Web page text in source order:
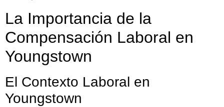
La Importancia de la
Compensación Laboral en
Youngstown
El Contexto Laboral en
Youngstown